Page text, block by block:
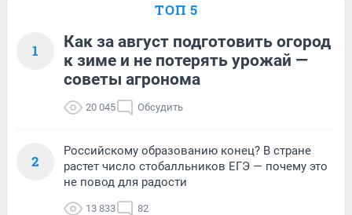
ТОП 5
1
Как за август подготовить огород
к зиме и не потерять урожай —
советы агронома
20 045 Обсудить
2
Российскому образованию конец? В стране
растет число стобалльников ЕГЭ — почему это
не повод для радости
13 833 82